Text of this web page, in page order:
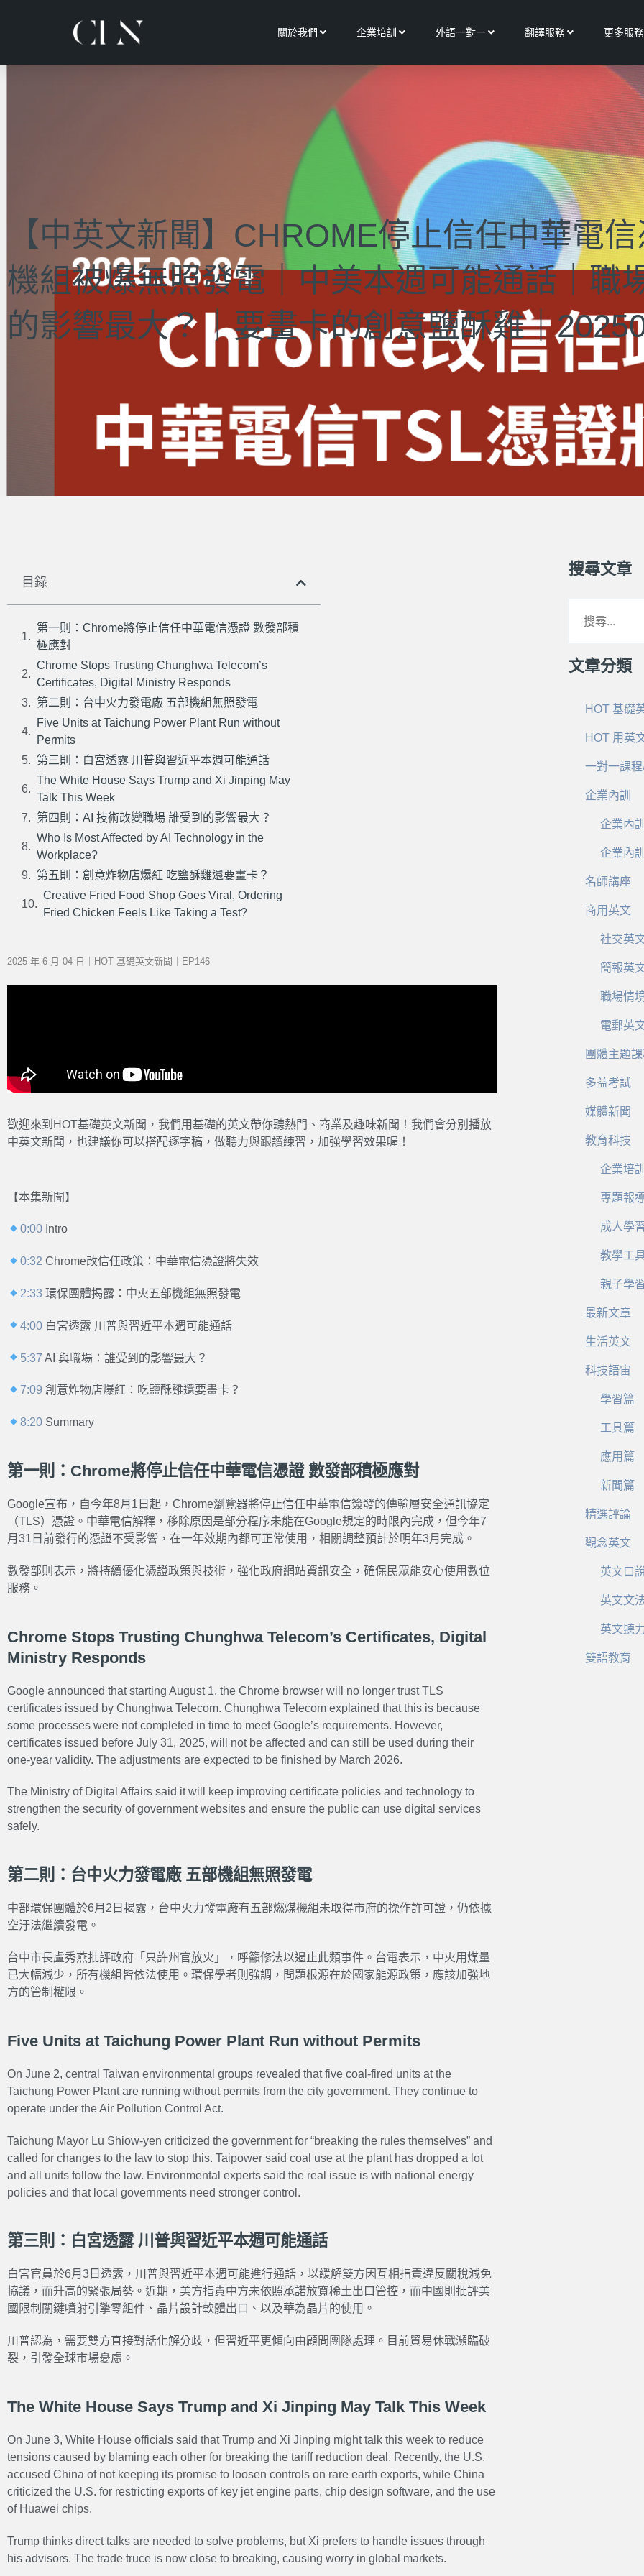
關於我們 Open 關於我們
企業培訓 Open 企業培訓
外語一對一Open 外語一對一
翻譯服務Open 翻譯服務
更多服務
【中英文新聞】CHROME停止信任中華電
機組被爆無照發電｜中美本週可能通話｜職
的影響最大？｜要畫卡的創意鹽酥雞｜
目錄
第一則：Chrome將停止信任中華電信憑證 數發部積
極應對
Chrome Stops Trusting Chunghwa Telecom’s
Certificates, Digital Ministry Responds
第二則：台中火力發電廠 五部機組無照發電
Five Units at Taichung Power Plant Run without
Permits
第三則：白宮透露 川普與習近平本週可能通話
The White House Says Trump and Xi Jinping May
Talk This Week
第四則：AI 技術改變職場 誰受到的影響最大？
Who Is Most Affected by AI Technology in the
Workplace?
第五則：創意炸物店爆紅 吃鹽酥雞還要畫卡？
Creative Fried Food Shop Goes Viral, Ordering
Fried Chicken Feels Like Taking a Test?
2025 年 6 月 04 日｜HOT 基礎英文新聞｜EP146
歡迎來到HOT基礎英文新聞，我們用基礎的英文帶你聽熱門、商業及趣味新聞！我們會分別播放
中英文新聞，也建議你可以搭配逐字稿，做聽力與跟讀練習，加強學習效果喔！
【本集新聞】
0:00 Intro
0:32 Chrome改信任政策：中華電信憑證將失效
2:33 環保團體揭露：中火五部機組無照發電
4:00 白宮透露 川普與習近平本週可能通話
5:37 AI 與職場：誰受到的影響最大？
7:09 創意炸物店爆紅：吃鹽酥雞還要畫卡？
8:20 Summary
第一則：Chrome將停止信任中華電信憑證 數發部積極應對
Google宣布，自今年8月1日起，Chrome瀏覽器將停止信任中華電信簽發的傳輸層安全通訊協定
（TLS）憑證。中華電信解釋，移除原因是部分程序未能在Google規定的時限內完成，但今年7
月31日前發行的憑證不受影響，在一年效期內都可正常使用，相關調整預計於明年3月完成。
數發部則表示，將持續優化憑證政策與技術，強化政府網站資訊安全，確保民眾能安心使用數位
服務。
Chrome Stops Trusting Chunghwa Telecom’s Certificates, Digital
Ministry Responds
Google announced that starting August 1, the Chrome browser will no longer trust TLS
certificates issued by Chunghwa Telecom. Chunghwa Telecom explained that this is because
some processes were not completed in time to meet Google’s requirements. However,
certificates issued before July 31, 2025, will not be affected and can still be used during their
one-year validity. The adjustments are expected to be finished by March 2026.
The Ministry of Digital Affairs said it will keep improving certificate policies and technology to
strengthen the security of government websites and ensure the public can use digital services
safely.
第二則：台中火力發電廠 五部機組無照發電
中部環保團體於6月2日揭露，台中火力發電廠有五部燃煤機組未取得市府的操作許可證，仍依據
空汙法繼續發電。
台中市長盧秀燕批評政府「只許州官放火」，呼籲修法以遏止此類事件。台電表示，中火用煤量
已大幅減少，所有機組皆依法使用。環保學者則強調，問題根源在於國家能源政策，應該加強地
方的管制權限。
Five Units at Taichung Power Plant Run without Permits
On June 2, central Taiwan environmental groups revealed that five coal-fired units at the
Taichung Power Plant are running without permits from the city government. They continue to
operate under the Air Pollution Control Act.
Taichung Mayor Lu Shiow-yen criticized the government for “breaking the rules themselves” and
called for changes to the law to stop this. Taipower said coal use at the plant has dropped a lot
and all units follow the law. Environmental experts said the real issue is with national energy
policies and that local governments need stronger control.
第三則：白宮透露 川普與習近平本週可能通話
白宮官員於6月3日透露，川普與習近平本週可能進行通話，以緩解雙方因互相指責違反關稅減免
協議，而升高的緊張局勢。近期，美方指責中方未依照承諾放寬稀土出口管控，而中國則批評美
國限制關鍵噴射引擎零組件、晶片設計軟體出口、以及華為晶片的使用。
川普認為，需要雙方直接對話化解分歧，但習近平更傾向由顧問團隊處理。目前貿易休戰瀕臨破
裂，引發全球市場憂慮。
The White House Says Trump and Xi Jinping May Talk This Week
On June 3, White House officials said that Trump and Xi Jinping might talk this week to reduce
tensions caused by blaming each other for breaking the tariff reduction deal. Recently, the U.S.
accused China of not keeping its promise to loosen controls on rare earth exports, while China
criticized the U.S. for restricting exports of key jet engine parts, chip design software, and the use
of Huawei chips.
Trump thinks direct talks are needed to solve problems, but Xi prefers to handle issues through
his advisors. The trade truce is now close to breaking, causing worry in global markets.
搜尋文章
文章分類
HOT 基礎
HOT 用英
一對一課
企業內訓
企業內
企業內
名師講座
商用英文
社交英
簡報英
職場情
電郵英
團體主題
多益考試
媒體新聞
教育科技
企業培
專題報
成人學
教學工
親子學
最新文章
生活英文
科技語宙
學習篇
工具篇
應用篇
新聞篇
精選評論
觀念英文
英文口
英文文
英文聽
雙語教育